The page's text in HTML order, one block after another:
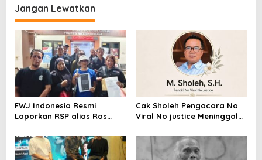
Jangan Lewatkan
FWJ Indonesia Resmi
Laporkan RSP alias Ros
Cak Sholeh Pengacara No
Viral No justice Meninggal